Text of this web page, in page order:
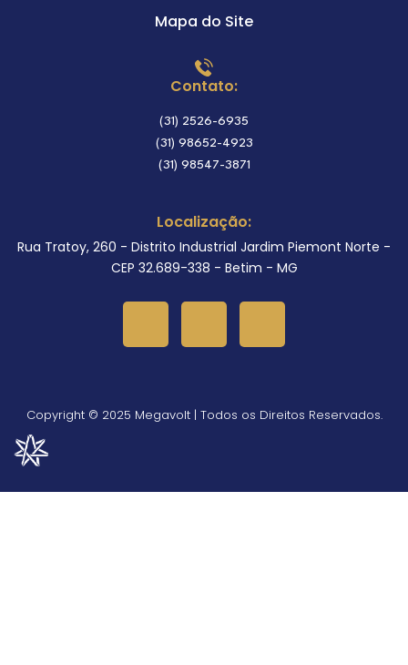
Mapa do Site
Contato:
(31) 2526-6935
(31) 98652-4923
(31) 98547-3871
Localização:
Rua Tratoy, 260 - Distrito Industrial Jardim Piemont Norte -
CEP 32.689-338 - Betim - MG
Copyright © 2025 Megavolt | Todos os Direitos Reservados.